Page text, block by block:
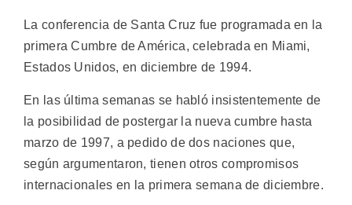
La conferencia de Santa Cruz fue programada en la
primera Cumbre de América, celebrada en Miami,
Estados Unidos, en diciembre de 1994.
En las última semanas se habló insistentemente de
la posibilidad de postergar la nueva cumbre hasta
marzo de 1997, a pedido de dos naciones que,
según argumentaron, tienen otros compromisos
internacionales en la primera semana de diciembre.